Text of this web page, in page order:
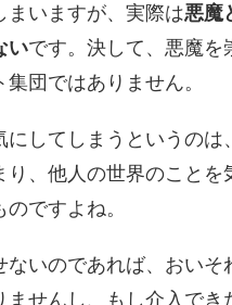
まいますが、実際は悪魔
いです。決して、悪魔を
集団ではありません。
にしてしまうというのは
り、他人の世界のことを
ですよね。
ないのであれば、おいそ
ませんし、もし介入でき